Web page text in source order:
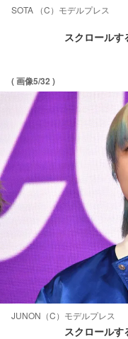
SOTA （C）モデルプレス
スクロールす
( 画像5/32 )
JUNON（C）モデルプレス
スクロール